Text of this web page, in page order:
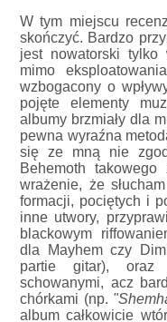
W tym miejscu
skończyć. Bardzo
jest nowatorski
mimo
wzbogacony o
pojęte elementy
albumy brzmiały dla
pewna wyraźna
się ze mną nie
Behemoth takowego
wrażenie, że
formacji, pociętych i
inne utwory,
blackowym
dla Mayhem czy
partie gitar), oraz
schowanymi, acz
chórkami (np.
album całkowicie